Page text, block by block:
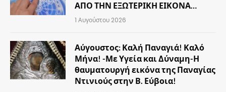
ΑΠΟ ΤΗΝ ΕΞΩΤΕΡΙΚΗ ΕΙΚΟΝΑ…
1 Αυγούστου 2026
Αύγουστος: Καλή Παναγιά! Καλό
Μήνα! -Με Υγεία και Δύναμη-Η
θαυματουργή εικόνα της Παναγίας
Ντινιούς στην Β. Εύβοια!